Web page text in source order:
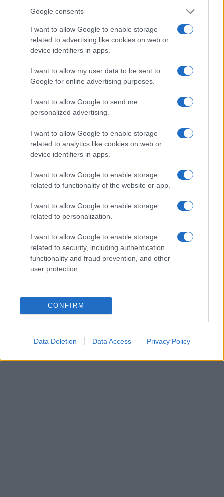
Google consents
I want to allow Google to enable storage
related to advertising like cookies on web or
device identifiers in apps.
I want to allow my user data to be sent to
Google for online advertising purposes.
I want to allow Google to send me
personalized advertising.
I want to allow Google to enable storage
related to analytics like cookies on web or
device identifiers in apps.
I want to allow Google to enable storage
related to functionality of the website or app.
I want to allow Google to enable storage
related to personalization.
I want to allow Google to enable storage
related to security, including authentication
functionality and fraud prevention, and other
user protection.
CONFIRM
Data Deletion Data Access Privacy Policy